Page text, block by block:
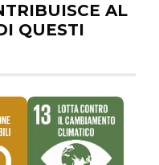
AL
QUESTI